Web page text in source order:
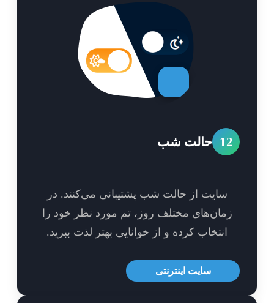
حالت شب
سایت از حالت شب پشتیبانی می‌کنند. در
مختلف روز، تم مورد نظر خود را
انتخاب کرده و از خوانایی بهتر لذت ببرید.
سایت اینترنتی